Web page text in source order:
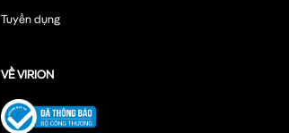
Tuyển dụng
VỀ VIRION